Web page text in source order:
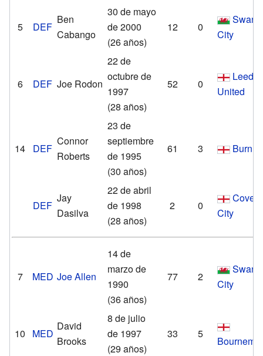
5 DEF
Ben
Cabango
30 de mayo
de 2000
(26 años)
12 0
City
6 DEF Joe Rodon
22 de
octubre de
1997
(28 años)
52 0
Leeds
United
14 DEF
Connor
Roberts
23 de
septiembre
de 1995
(30 años)
61 3
DEF
Jay
Dasilva
22 de abril
de 1998
(28 años)
2 0
City
7 MED Joe Allen
14 de
marzo de
1990
(36 años)
77 2
City
10 MED
David
Brooks
8 de julio
de 1997
(29 años)
33 5